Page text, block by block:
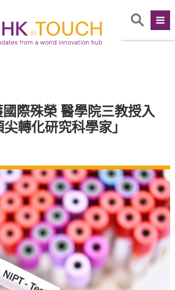
際殊榮 醫學院三教授入
轉化研究科學家」